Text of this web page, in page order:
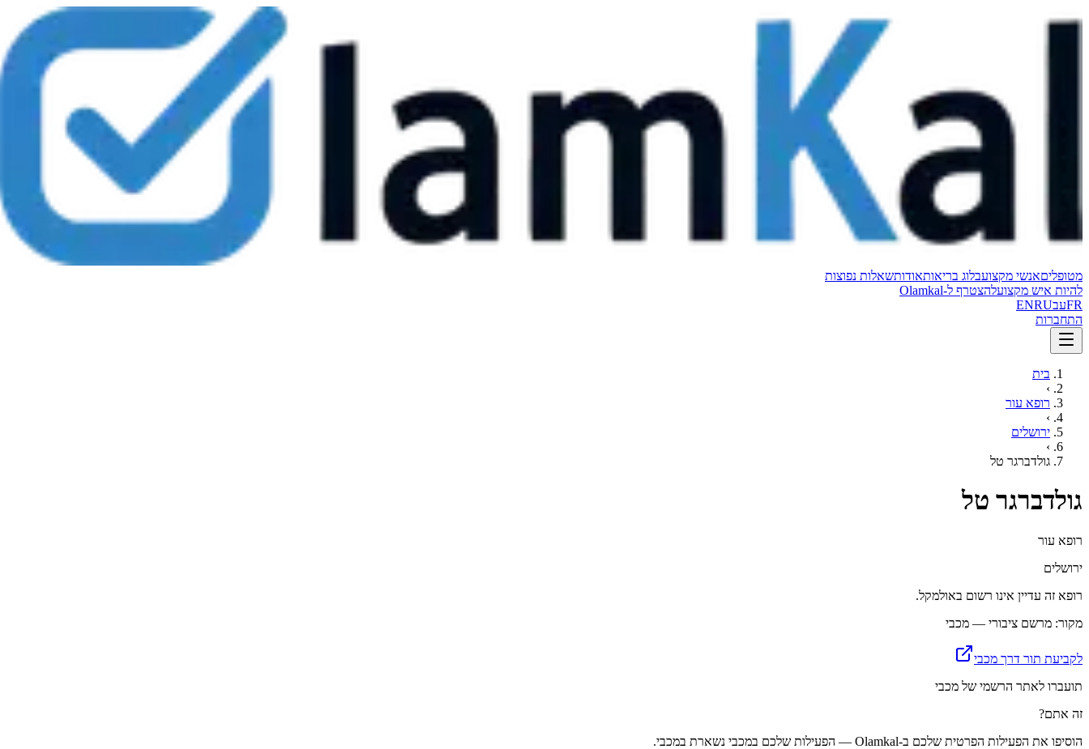
מטופליםאנשי מקצועבלוג בריאותאודותשאלות נפוצות
להיות איש מקצועלהצטרף ל-Olamkal
FRעב ENRU
התחברות
בית
›
רופא עור
›
ירושלים
›
גולדברגר טל
גולדברגר טל
רופא עור
ירושלים
רופא זה עדיין אינו רשום באולמקל.
מקור: מרשם ציבורי — מכבי
לקביעת תור דרך מכבי
תועברו לאתר הרשמי של מכבי
זה אתם?
הוסיפו את הפעילות הפרטית שלכם ב-Olamkal — הפעילות שלכם במכבי נשארת במכבי.